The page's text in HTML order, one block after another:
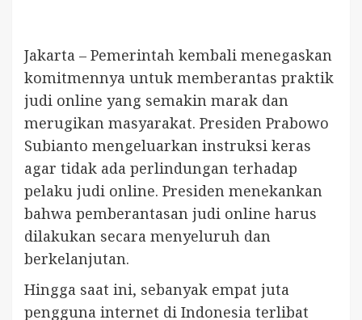
Jakarta – Pemerintah kembali menegaskan
komitmennya untuk memberantas praktik
judi online yang semakin marak dan
merugikan masyarakat. Presiden Prabowo
Subianto mengeluarkan instruksi keras
agar tidak ada perlindungan terhadap
pelaku judi online. Presiden menekankan
bahwa pemberantasan judi online harus
dilakukan secara menyeluruh dan
berkelanjutan.
Hingga saat ini, sebanyak empat juta
pengguna internet di Indonesia terlibat